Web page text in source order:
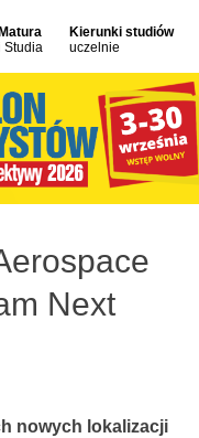
Matura
Studia
Kierunki studiów
uczelnie
Next
nowych lokalizacji